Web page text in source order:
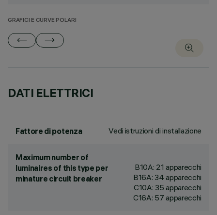
GRAFICI E CURVE POLARI
DATI ELETTRICI
Fattore di potenza Vedi istruzioni di installazione
Maximum number of
luminaires of this type per
minature circuit breaker
B10A: 21 apparecchi
B16A: 34 apparecchi
C10A: 35 apparecchi
C16A: 57 apparecchi